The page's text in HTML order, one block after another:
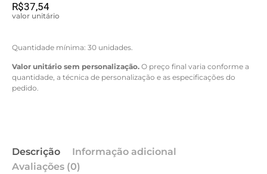
R$37,54
valor unitário
Quantidade mínima: 30 unidades.
Valor unitário sem personalização. O preço final varia conforme a
quantidade, a técnica de personalização e as especificações do
pedido.
Descrição
Informação adicional
Avaliações (0)